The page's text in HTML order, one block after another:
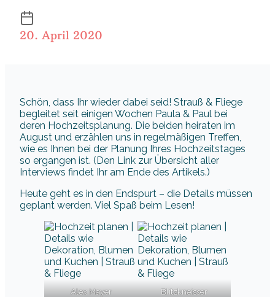
20. April 2020
Schön, dass Ihr wieder dabei seid! Strauß & Fliege
begleitet seit einigen Wochen Paula & Paul bei
deren Hochzeitsplanung. Die beiden heiraten im
August und erzählen uns in regelmäßigen Treffen,
wie es Ihnen bei der Planung Ihres Hochzeitstages
so ergangen ist. (Den Link zur Übersicht aller
Interviews findet Ihr am Ende des Artikels.)
Heute geht es in den Endspurt – die Details müssen
geplant werden. Viel Spaß beim Lesen!
Alex Mayer Blitzkneisser